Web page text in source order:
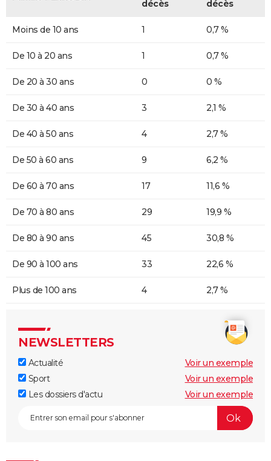
décès
décès
Moins de 10 ans 1 0,7 %
De 10 à 20 ans 1 0,7 %
De 20 à 30 ans 0 0 %
De 30 à 40 ans 3 2,1 %
De 40 à 50 ans 4 2,7 %
De 50 à 60 ans 9 6,2 %
De 60 à 70 ans 17 11,6 %
De 70 à 80 ans 29 19,9 %
De 80 à 90 ans 45 30,8 %
De 90 à 100 ans 33 22,6 %
Plus de 100 ans 4 2,7 %
NEWSLETTERS
Actualité
Voir un exemple
Sport
Voir un exemple
Les dossiers d'actu
Voir un exemple